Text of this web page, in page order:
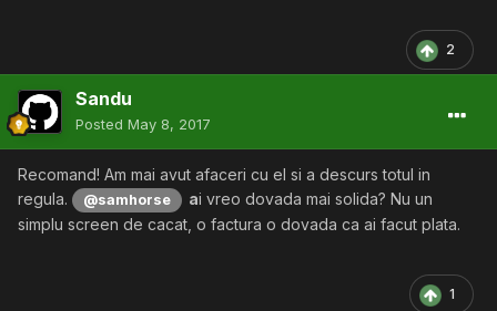
2
Sandu
Posted May 8, 2017
Recomand! Am mai avut afaceri cu el si a descurs totul in
regula.
@samhorse ai vreo dovada mai solida? Nu un
simplu screen de cacat, o factura o dovada ca ai facut plata.
1